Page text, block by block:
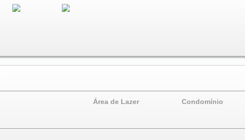
Área de Lazer Condomínio